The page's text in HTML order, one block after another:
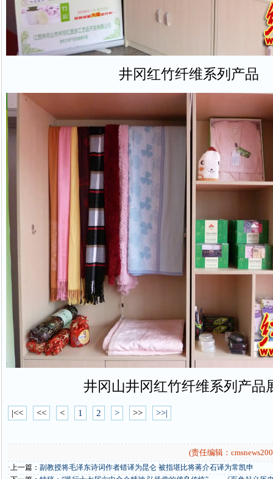
井冈红竹纤维系列产品
井冈山井冈红竹纤维系列产品
|<< << < 1 2 > >> >>|
(责任编辑：
·上一篇： 副教授将毛泽东诗词作者错译为昆仑 被指堪比将蒋介石译为常凯申